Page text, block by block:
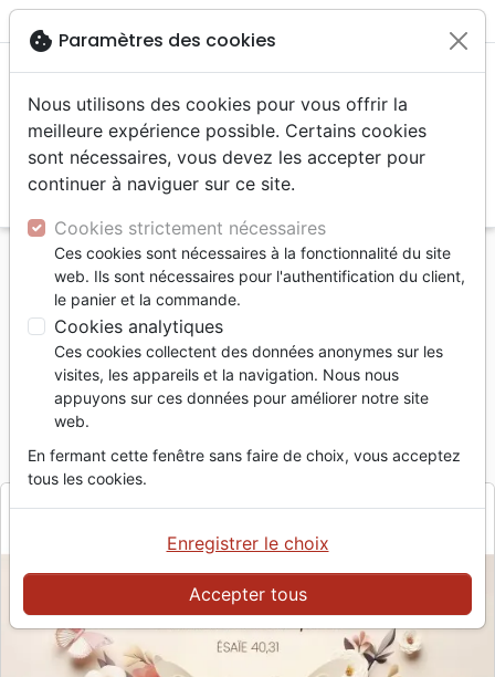
menu
Accueil Divers
Papeterie
Carte postale - Papillon et fleurs en origami
Carte postale - Papillon et fleurs en
origami
CEDIS
Référence
EditeurCedis
cookie Paramètres des cookies
Nous utilisons des cookies pour vous offrir la
meilleure expérience possible. Certains cookies
sont nécessaires, vous devez les accepter pour
continuer à naviguer sur ce site.
Cookies strictement nécessaires
Ces cookies sont nécessaires à la fonctionnalité du site
web. Ils sont nécessaires pour l'authentification du client,
le panier et la commande.
Cookies analytiques
Ces cookies collectent des données anonymes sur les
visites, les appareils et la navigation. Nous nous
appuyons sur ces données pour améliorer notre site
web.
En fermant cette fenêtre sans faire de choix, vous acceptez
tous les cookies.
Accepter tous
Enregistrer le choix